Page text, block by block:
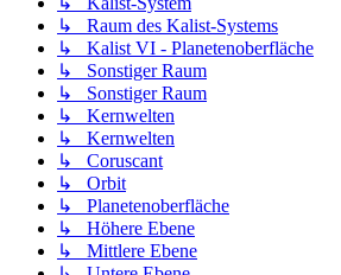
↳ Raum des Kalist-Systems
↳ Kalist VI - Planetenoberfläche
↳ Sonstiger Raum
↳ Sonstiger Raum
↳ Kernwelten
↳ Kernwelten
↳ Coruscant
↳ Orbit
↳ Planetenoberfläche
↳ Höhere Ebene
↳ Mittlere Ebene